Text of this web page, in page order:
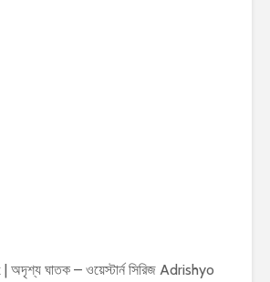
ঘাতক – ওয়েস্টার্ন সিরিজ Adrishyo